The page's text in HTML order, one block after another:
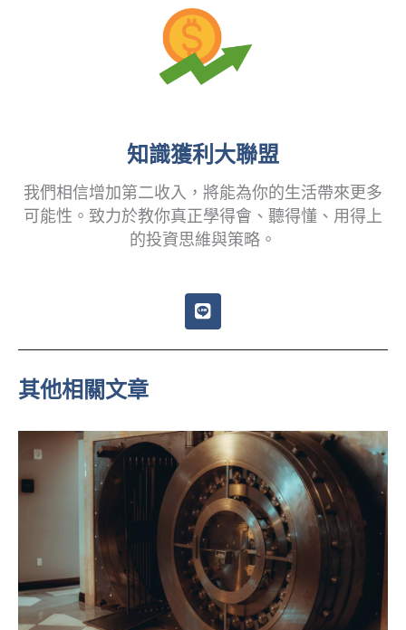
知識獲利大聯盟
我們相信增加第二收入，將能為你的生活帶來更多
可能性。致力於教你真正學得會、聽得懂、用得上
的投資思維與策略。
L
i
e
其他相關文章